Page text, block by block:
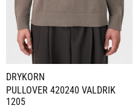
Produktseite
DRYKORN
PULLOVER 420240 VALDRIK
1205